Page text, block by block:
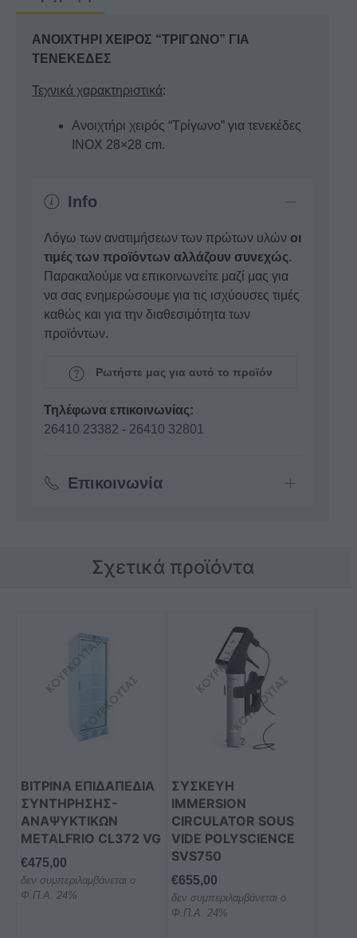
ΑΝΟΙΧΤΗΡΙ ΧΕΙΡΟΣ “ΤΡΙΓΩΝΟ” ΓΙΑ
ΤΕΝΕΚΕΔΕΣ
Τεχνικά χαρακτηριστικά:
Ανοιχτήρι χειρός “Τρίγωνο” για τενεκέδες
ΙΝΟΧ 28×28 cm.
Info
Λόγω των ανατιμήσεων των πρώτων υλών οι
τιμές των προϊόντων αλλάζουν συνεχώς.
Παρακαλούμε να επικοινωνείτε μαζί μας για
να σας ενημερώσουμε για τις ισχύουσες τιμές
καθώς και για την διαθεσιμότητα των
προϊόντων.
Ρωτήστε μας για αυτό το προϊόν
Τηλέφωνα επικοινωνίας:
26410 23382 - 26410 32801
Επικοινωνία
Σχετικά προϊόντα
ΒΙΤΡΙΝΑ ΕΠΙΔΑΠΕΔΙΑ
ΣΥΝΤΗΡΗΣΗΣ-
ΑΝΑΨΥΚΤΙΚΩΝ
METALFRIO CL372 VG
€475,00
δεν συμπεριλαμβάνεται ο
Φ.Π.Α. 24%
ΣΥΣΚΕΥΗ
IMMERSION
CIRCULATOR SOUS
VIDE POLYSCIENCE
SVS750
€655,00
δεν συμπεριλαμβάνεται ο
Φ.Π.Α. 24%